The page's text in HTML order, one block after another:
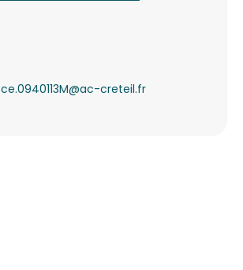
ce.0940113M@ac-creteil.fr